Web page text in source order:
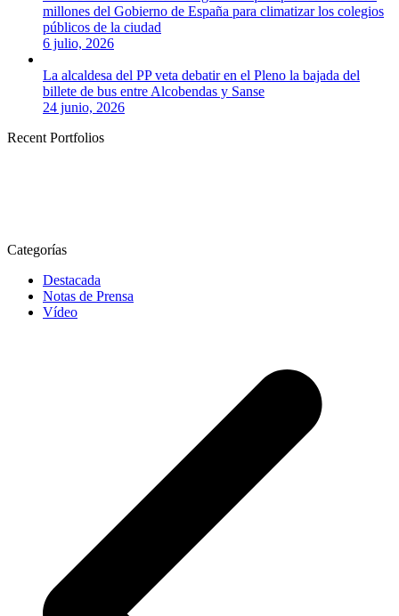
millones del Gobierno de España para climatizar los colegios
públicos de la ciudad
6 julio, 2026
La alcaldesa del PP veta debatir en el Pleno la bajada del
billete de bus entre Alcobendas y Sanse
24 junio, 2026
Recent Portfolios
Categorías
Destacada
Notas de Prensa
Vídeo